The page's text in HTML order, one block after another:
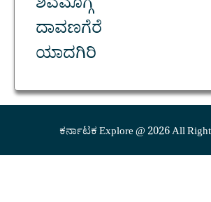
ಶಿವಮೊಗ್ಗ
ದಾವಣಗೆರೆ
ಯಾದಗಿರಿ
ಕರ್ನಾಟಕ Explore @ 2026 All